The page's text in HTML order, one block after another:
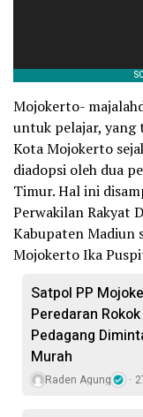
Mojokerto-
untuk pelajar, yang
Kota Mojokerto
diadopsi oleh dua
Timur. Hal ini
Perwakilan Rakyat
Kabupaten Madiun
Mojokerto Ika
Satpol PP
Peredaran
Pedagang
Murah
Raden Agung